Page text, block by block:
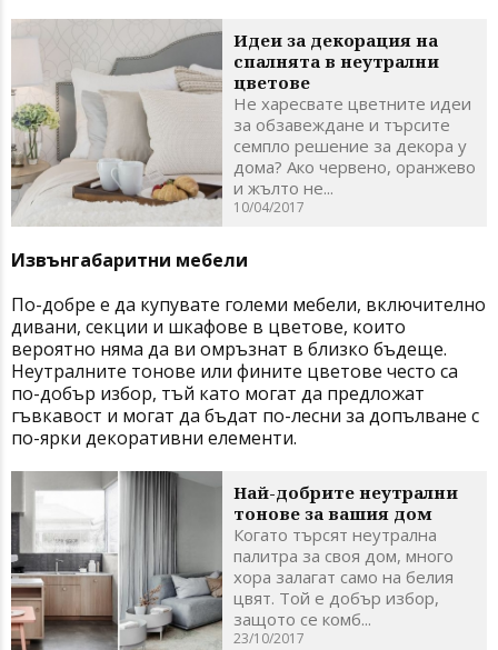
Идеи за декорация на
спалнята в неутрални
цветове
Не харесвате цветните идеи
за обзавеждане и търсите
семпло решение за декора у
дома? Ако червено, оранжево
и жълто не...
10/04/2017
Извънгабаритни мебели
По-добре е да купувате големи мебели, включително
дивани, секции и шкафове в цветове, които
вероятно няма да ви омръзнат в близко бъдеще.
Неутралните тонове или фините цветове често са
по-добър избор, тъй като могат да предложат
гъвкавост и могат да бъдат по-лесни за допълване с
по-ярки декоративни елементи.
Най-добрите неутрални
тонове за вашия дом
Когато търсят неутрална
палитра за своя дом, много
хора залагат само на белия
цвят. Той е добър избор,
защото се комб...
23/10/2017